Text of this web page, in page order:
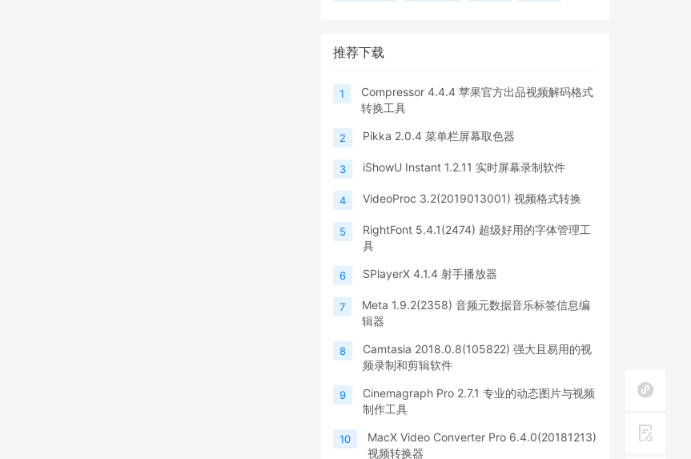
推荐下载
1
Compressor 4.4.4 苹果官方出品视频解码格式
转换工具
2 Pikka 2.0.4 菜单栏屏幕取色器
3 iShowU Instant 1.2.11 实时屏幕录制软件
4 VideoProc 3.2(2019013001) 视频格式转换
5
RightFont 5.4.1(2474) 超级好用的字体管理工
具
6 SPlayerX 4.1.4 射手播放器
7
Meta 1.9.2(2358) 音频元数据音乐标签信息编
辑器
8
Camtasia 2018.0.8(105822) 强大且易用的视
频录制和剪辑软件
9
Cinemagraph Pro 2.7.1 专业的动态图片与视频
制作工具
10
MacX Video Converter Pro 6.4.0(20181213)
视频转换器